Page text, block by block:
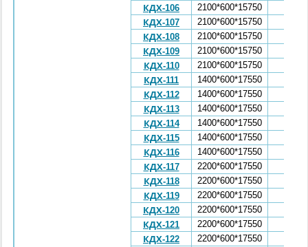
КДХ-106
2100*600*15750
КДХ-107
2100*600*15750
КДХ-108
2100*600*15750
КДХ-109
2100*600*15750
КДХ-110
2100*600*15750
КДХ-111
1400*600*17550
КДХ-112
1400*600*17550
КДХ-113
1400*600*17550
КДХ-114
1400*600*17550
КДХ-115
1400*600*17550
КДХ-116
1400*600*17550
КДХ-117
2200*600*17550
КДХ-118
2200*600*17550
КДХ-119
2200*600*17550
КДХ-120
2200*600*17550
КДХ-121
2200*600*17550
КДХ-122
2200*600*17550